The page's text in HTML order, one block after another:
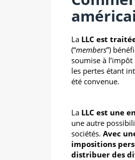
La LLC est
(“members”)
soumise à
les pertes étant
été convenue.
La LLC est une
une autre
sociétés. Avec
impositions
distribuer des